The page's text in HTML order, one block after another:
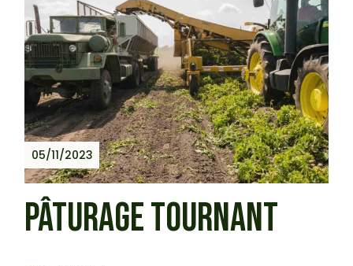
05/11/2023
PÂTURAGE TOURNANT